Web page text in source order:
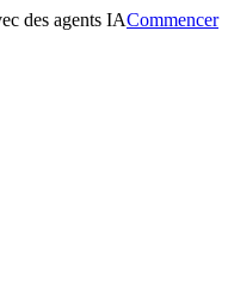
des agents IACommencer